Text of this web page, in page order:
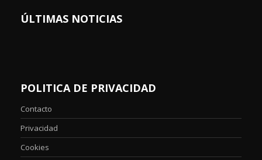
ÚLTIMAS NOTICIAS
POLITICA DE PRIVACIDAD
Contacto
Privacidad
Cookies